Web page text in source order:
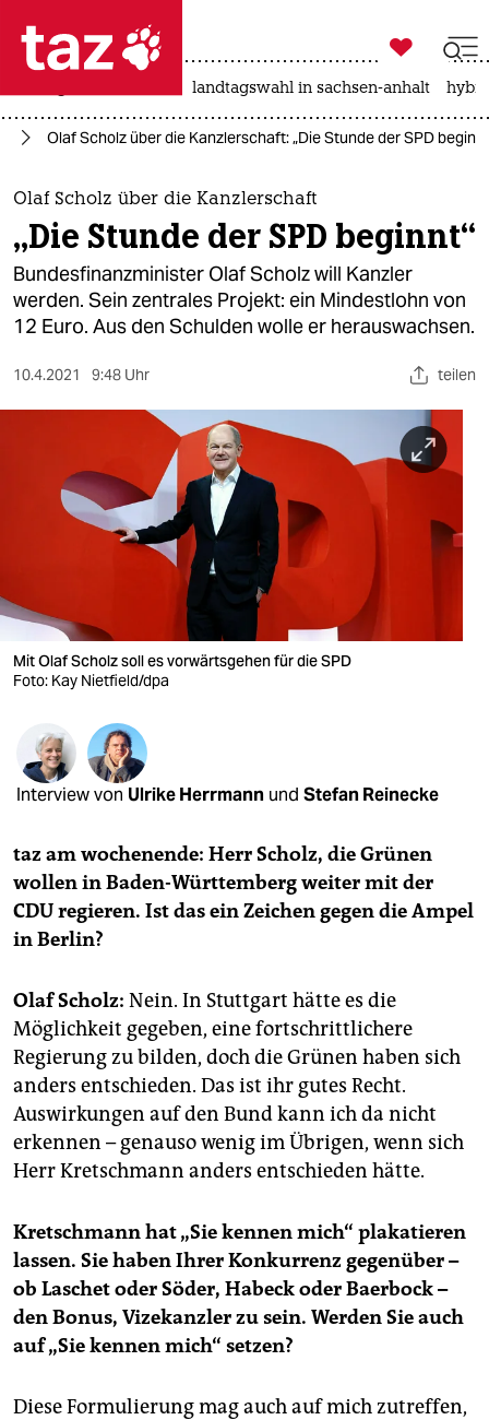
 taz zahl ich
taz zahl ich
themen
politik
öko
berlin
verlag
verlag
veranstaltungen
shop
unterstützen
abo
genossenschaft

taz zahl ich
landtagswahl in sachsen-anhalt
Olaf Scholz über die Kanzlerschaft: „Die Stunde der SPD
Olaf Scholz über die Kanzlerschaft
„Die Stunde der SPD beginnt“
Bundesfinanzminister Olaf Scholz will Kanzler
werden. Sein zentrales Projekt: ein Mindestlohn von
12 Euro. Aus den Schulden wolle er herauswachsen.
10.4.2021 9:48 Uhr teilen
Mit Olaf Scholz soll es vorwärtsgehen für die SPD
Foto: Kay Nietfield/dpa
Interview von Ulrike Herrmann und Stefan Reinecke
taz am wochenende: Herr Scholz, die Grünen
wollen in Baden-Württemberg weiter mit der
CDU regieren. Ist das ein Zeichen gegen die Ampel
in Berlin?
Olaf Scholz: Nein. In Stuttgart hätte es die
Möglichkeit gegeben, eine fortschrittlichere
Regierung zu bilden, doch die Grünen haben sich
anders entschieden. Das ist ihr gutes Recht.
Auswirkungen auf den Bund kann ich da nicht
erkennen – genauso wenig im Übrigen, wenn sich
Herr Kretschmann anders entschieden hätte.
Kretschmann hat „Sie kennen mich“ plakatieren
lassen. Sie haben Ihrer Konkurrenz gegenüber –
ob Laschet oder Söder, Habeck oder Baerbock –
den Bonus, Vizekanzler zu sein. Werden Sie auch
auf „Sie kennen mich“ setzen?
Diese Formulierung mag auch auf mich zutreffen,